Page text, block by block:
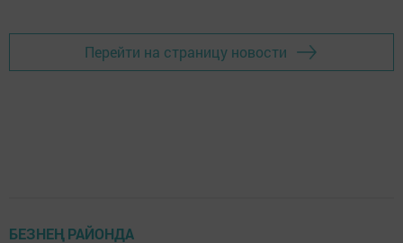
Перейти на страницу новости
БЕЗНЕҢ РАЙОНДА